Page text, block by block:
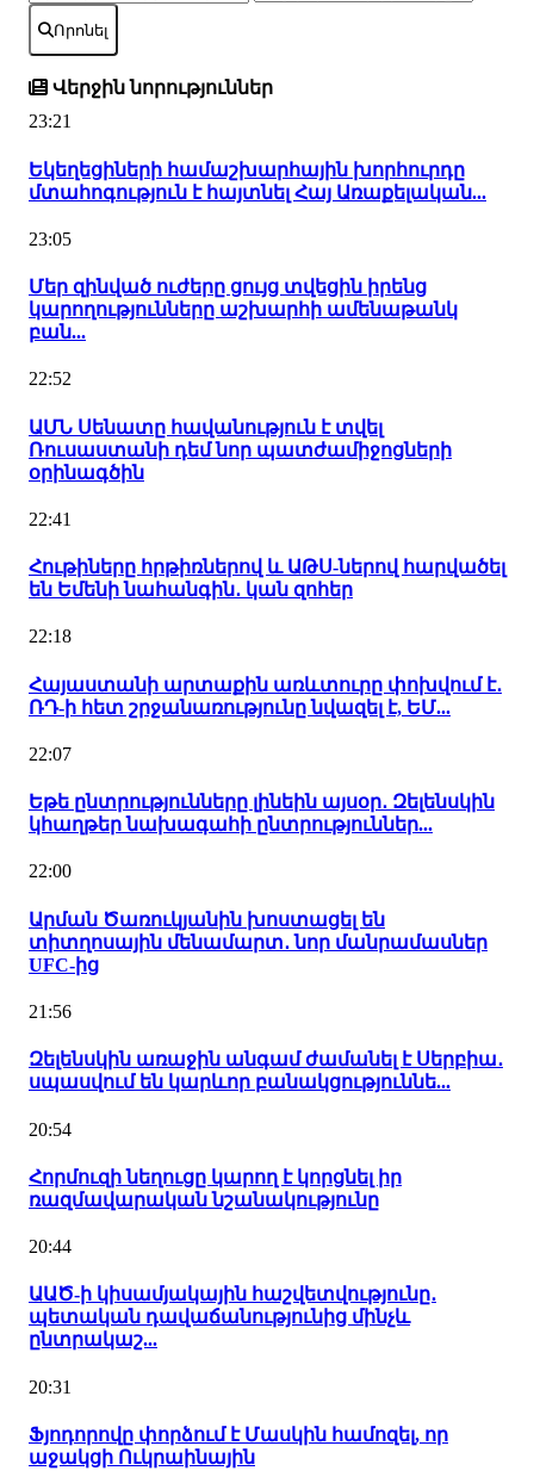
Որոնել
Վերջին նորություններ
23:21
Եկեղեցիների համաշխարհային խորհուրդը
մտահոգություն է հայտնել Հայ Առաքելական...
23:05
Մեր զինված ուժերը ցույց տվեցին իրենց
կարողությունները աշխարհի ամենաթանկ
բան...
22:52
ԱՄՆ Սենատը հավանություն է տվել
Ռուսաստանի դեմ նոր պատժամիջոցների
օրինագծին
22:41
Հութիները հրթիռներով և ԱԹՍ-ներով հարվածել
են Եմենի նահանգին․ կան զոհեր
22:18
Հայաստանի արտաքին առևտուրը փոխվում է․
ՌԴ-ի հետ շրջանառությունը նվազել է, ԵՄ...
22:07
Եթե ընտրությունները լինեին այսօր․ Զելենսկին
կհաղթեր նախագահի ընտրություններ...
22:00
Արման Ծառուկյանին խոստացել են
տիտղոսային մենամարտ․ նոր մանրամասներ
UFC-ից
21:56
Զելենսկին առաջին անգամ ժամանել է Սերբիա․
սպասվում են կարևոր բանակցություննե...
20:54
Հորմուզի նեղուցը կարող է կորցնել իր
ռազմավարական նշանակությունը
20:44
ԱԱԾ-ի կիսամյակային հաշվետվությունը․
պետական դավաճանությունից մինչև
ընտրակաշ...
20:31
Ֆյոդորովը փորձում է Մասկին համոզել, որ
աջակցի Ուկրաինային